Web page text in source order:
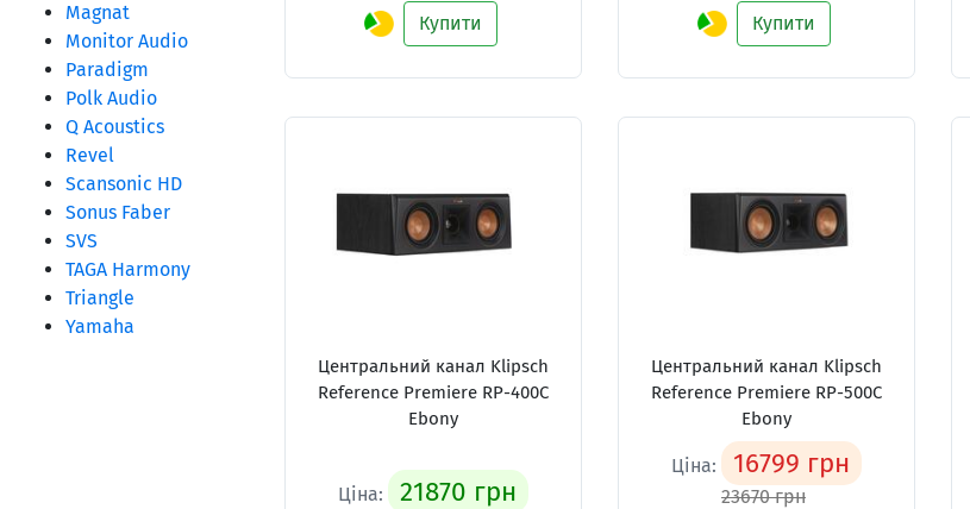
Magnat
Monitor Audio
Paradigm
Polk Audio
Q Acoustics
Revel
Scansonic HD
Sonus Faber
SVS
TAGA Harmony
Triangle
Yamaha
Купити Купити
Центральний канал Klipsch
Reference Premiere RP-400C
Ebony
Ціна: 21870 грн
Центральний канал Klipsch
Reference Premiere RP-500C
Ebony
Ціна: 16799 грн
23670 грн